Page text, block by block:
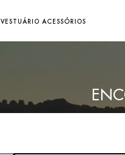
VESTUÁRIO ACESSÓRIOS